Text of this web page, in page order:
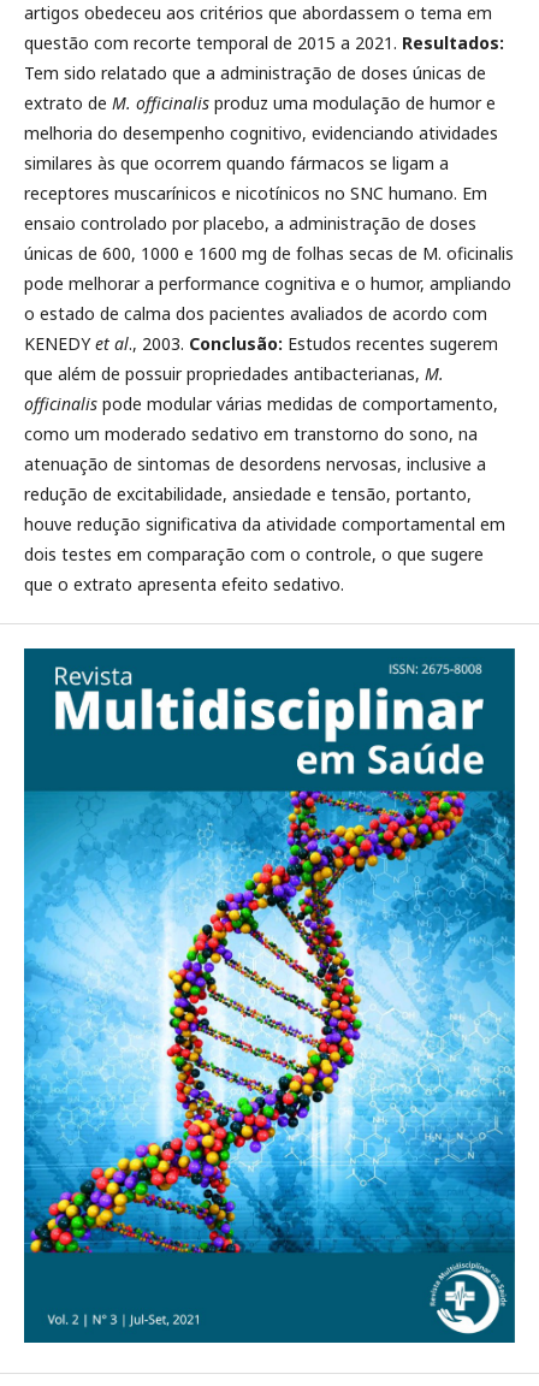
artigos obedeceu aos critérios que abordassem o tema em
questão com recorte temporal de 2015 a 2021. Resultados:
Tem sido relatado que a administração de doses únicas de
extrato de M. officinalis produz uma modulação de humor e
melhoria do desempenho cognitivo, evidenciando atividades
similares às que ocorrem quando fármacos se ligam a
receptores muscarínicos e nicotínicos no SNC humano. Em
ensaio controlado por placebo, a administração de doses
únicas de 600, 1000 e 1600 mg de folhas secas de M. oficinalis
pode melhorar a performance cognitiva e o humor, ampliando
o estado de calma dos pacientes avaliados de acordo com
KENEDYet al., 2003. Conclusão: Estudos recentes sugerem
que além de possuir propriedades antibacterianas, M.
officinalis pode modular várias medidas de comportamento,
como um moderado sedativo em transtorno do sono, na
atenuação de sintomas de desordens nervosas, inclusive a
redução de excitabilidade, ansiedade e tensão, portanto,
houve redução significativa da atividade comportamental em
dois testes em comparação com o controle, o que sugere
que o extrato apresenta efeito sedativo.